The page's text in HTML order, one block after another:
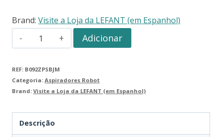
Brand: Visite a Loja da LEFANT (em Espanhol)
Adicionar
REF: B092ZPSBJM
Categoria: Aspiradores Robot
Brand: Visite a Loja da LEFANT (em Espanhol)
Descrição